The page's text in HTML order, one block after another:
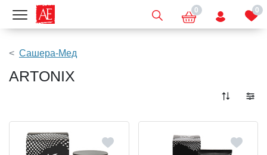
Показать меню 0 0
Сашера-Мед
ARTONIX